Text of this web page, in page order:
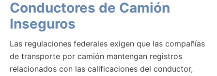
Conductores de Camión
Inseguros
Las regulaciones federales exigen que las compañías
de transporte por camión mantengan registros
relacionados con las calificaciones del conductor,